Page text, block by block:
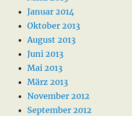
Januar 2014
Oktober 2013
August 2013
Juni 2013
Mai 2013
März 2013
November 2012
September 2012